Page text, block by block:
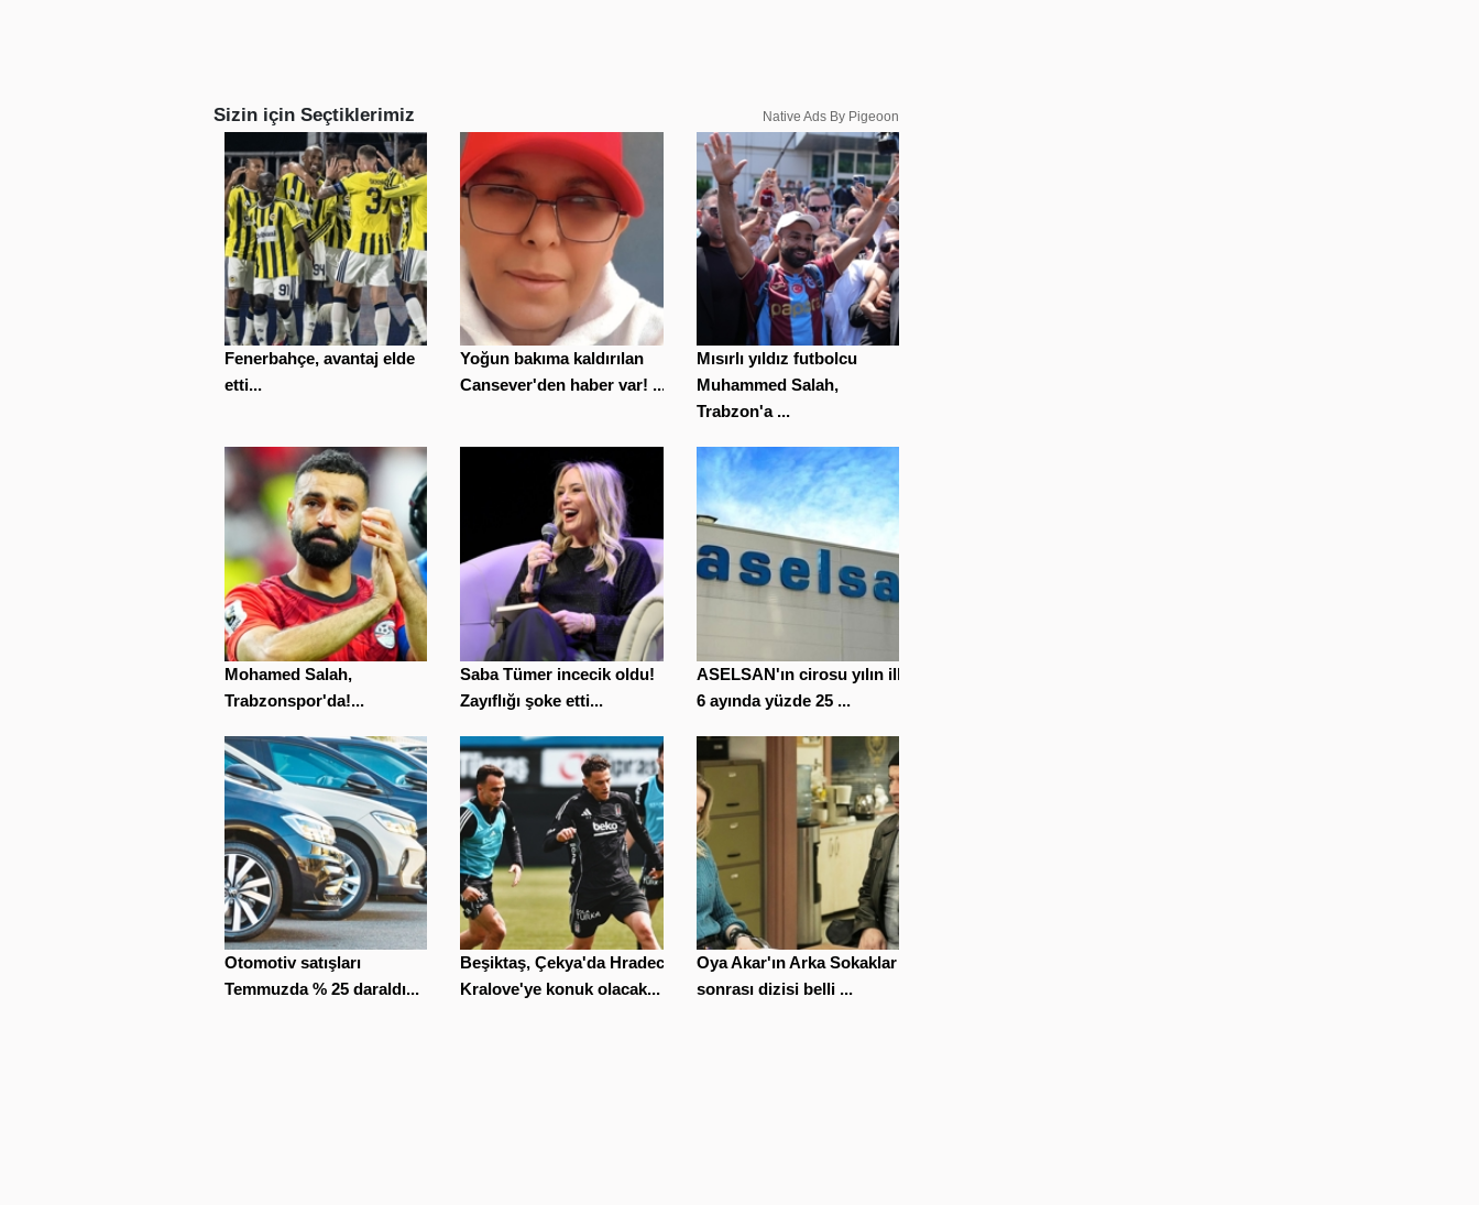
Sizin için Seçtiklerimiz Native Ads By Pigeoon
Fenerbahçe, avantaj elde
etti...
Yoğun bakıma kaldırılan
Cansever'den haber var! ...
Mısırlı yıldız futbolcu
Muhammed Salah,
Trabzon'a ...
Mohamed Salah,
Trabzonspor'da!...
Saba Tümer incecik oldu!
Zayıflığı şoke etti...
ASELSAN'ın cirosu yılın ilk
6 ayında yüzde 25 ...
Otomotiv satışları
Temmuzda % 25 daraldı...
Beşiktaş, Çekya'da Hradec
Kralove'ye konuk olacak...
Oya Akar'ın Arka Sokaklar
sonrası dizisi belli ...